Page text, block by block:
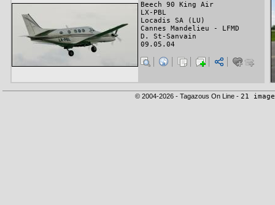
Beech 90 King Air
LX-PBL
Locadis SA (LU)
Cannes Mandelieu - LFMD
D. St-Sanvain
09.05.04
© 2004-2026 - Tagazous On Line - 21